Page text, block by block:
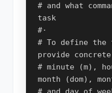
# and what
task
#·
# To define the
provide
# minute (m),
month (dom),